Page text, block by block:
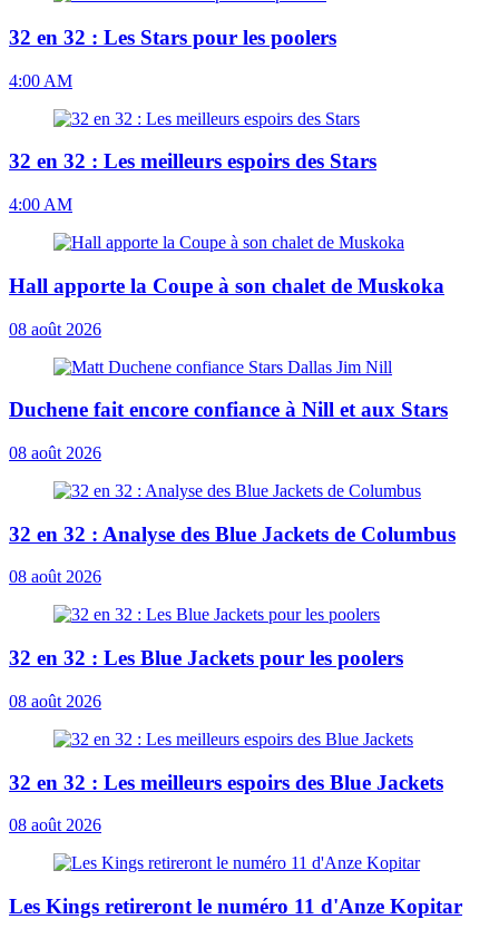
32 en 32 : Les Stars pour les poolers
4:00 AM
32 en 32 : Les meilleurs espoirs des Stars
4:00 AM
Hall apporte la Coupe à son chalet de Muskoka
08 août 2026
Duchene fait encore confiance à Nill et aux Stars
08 août 2026
32 en 32 : Analyse des Blue Jackets de Columbus
08 août 2026
32 en 32 : Les Blue Jackets pour les poolers
08 août 2026
32 en 32 : Les meilleurs espoirs des Blue Jackets
08 août 2026
Les Kings retireront le numéro 11 d'Anze Kopitar